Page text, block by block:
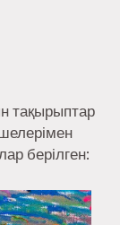
тақырыптар
берілген: